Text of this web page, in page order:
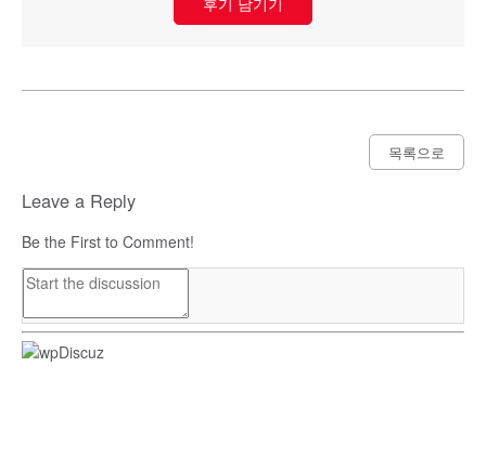
목록으로
Leave a Reply
Be the First to Comment!